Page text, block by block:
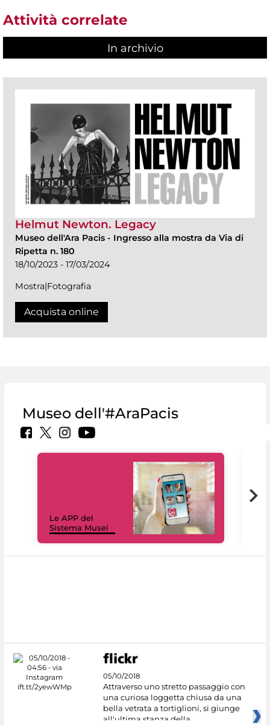
Attività correlate
In archivio
Helmut Newton. Legacy
Museo dell'Ara Pacis - Ingresso alla mostra da Via di
Ripetta n. 180
18/10/2023 - 17/03/2024
Mostra|Fotografia
Acquista online
Museo dell'#AraPacis
Le APP del
Sistema Musei
05/10/2018
Attraverso uno stretto passaggio con
una curiosa loggetta chiusa da una
bella vetrata a tortiglioni, si giunge
all'ultima stanza della